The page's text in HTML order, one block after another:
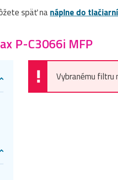
späť nanáplne do
P-C3066i MFP
Vybranému filtru